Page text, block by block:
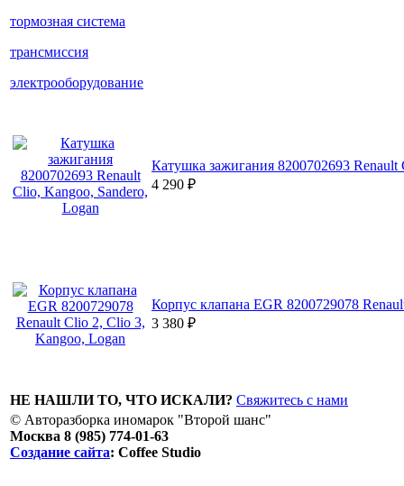
тормозная система
трансмиссия
электрооборудование
Катушка зажигания 8200702693
4 290 ₽
Корпус клапана EGR 8200729078
3 380 ₽
НЕ НАШЛИ ТО, ЧТО ИСКАЛИ? Свяжитесь с нами
© Авторазборка иномарок "Второй шанс"
Москва 8 (985) 774-01-63
Создание сайта: Coffee Studio